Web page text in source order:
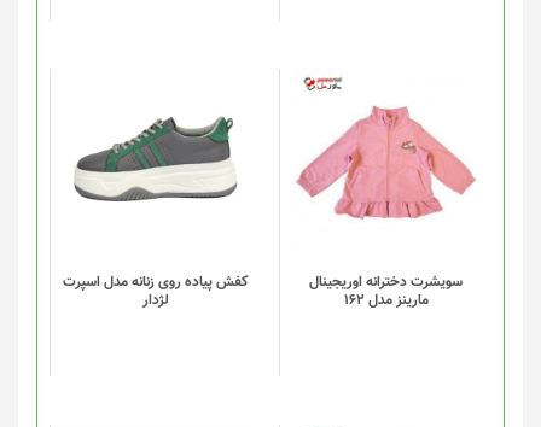
محصول
انتخاب
شوند
سویشرت دخترانه اوریجینال
مارینز مدل 162
کفش پیاده روی زنانه مدل اسپرت
لژدار
محصول
دارای
انواع
مختلفی
گزینه
ها